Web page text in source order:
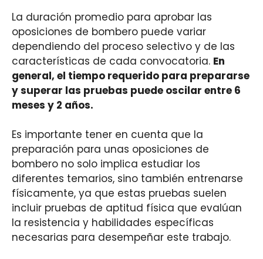
La duración promedio para aprobar las
oposiciones de bombero puede variar
dependiendo del proceso selectivo y de las
características de cada convocatoria. En
general, el tiempo requerido para prepararse
y superar las pruebas puede oscilar entre 6
meses y 2 años.
Es importante tener en cuenta que la
preparación para unas oposiciones de
bombero no solo implica estudiar los
diferentes temarios, sino también entrenarse
físicamente, ya que estas pruebas suelen
incluir pruebas de aptitud física que evalúan
la resistencia y habilidades específicas
necesarias para desempeñar este trabajo.